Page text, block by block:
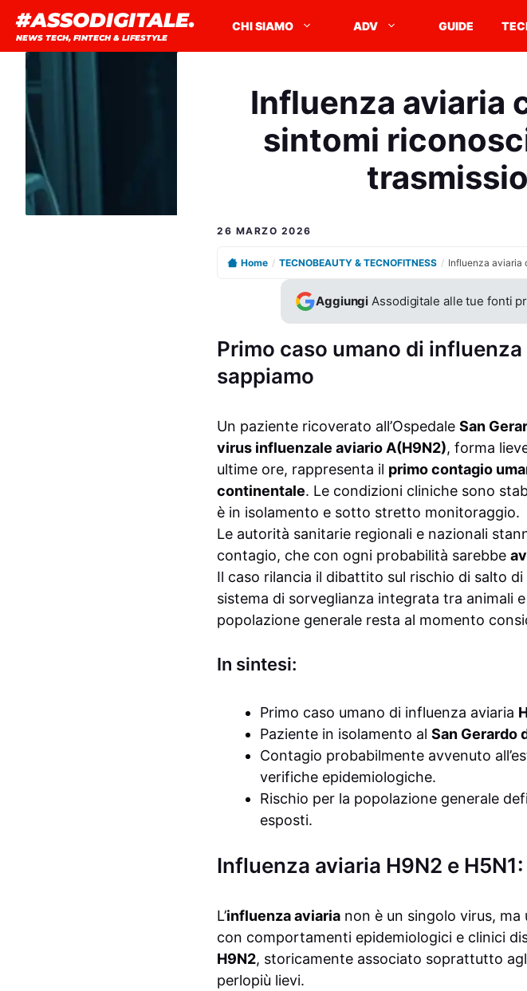
contenuto
#ASSODIGITALE.
NEWS TECH, FINTECH & LIFESTYLE
CHI SIAMO ADV GUIDE
Influenza aviaria
sintomi
26 MARZO 2026
Home / TECNOBEAUTY & TECNOFITNESS /
Aggiungi Assodigitale alle tue fonti
Primo caso umano di
sappiamo
Un paziente ricoverato all’Ospedale San
virus influenzale aviario A(H9N2), forma
ultime ore, rappresenta il primo contagio
continentale. Le condizioni cliniche sono
è in isolamento e sotto stretto monitoraggio.
Le autorità sanitarie regionali e nazionali
contagio, che con ogni probabilità sarebbe
Il caso rilancia il dibattito sul rischio di salto
sistema di sorveglianza integrata tra animali
popolazione generale resta al momento
In sintesi:
Primo caso umano di influenza aviaria
Paziente in isolamento al San Gerardo
Contagio probabilmente avvenuto
verifiche epidemiologiche.
Rischio per la popolazione generale
esposti.
Influenza aviaria H9N2 e
L’influenza aviaria non è un singolo virus,
con comportamenti epidemiologici e clinici
H9N2, storicamente associato soprattutto
perlopiù lievi.